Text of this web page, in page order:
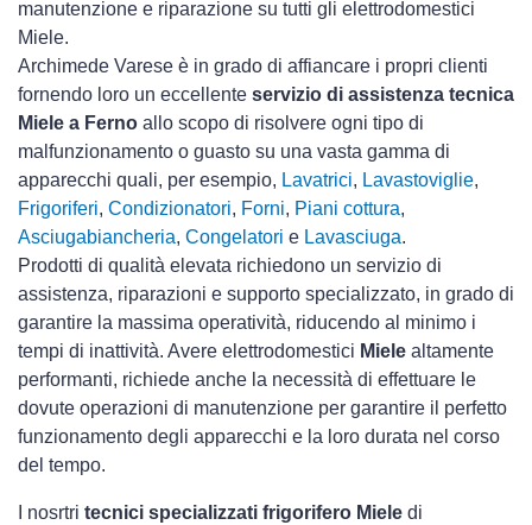
manutenzione e riparazione su tutti gli elettrodomestici
Miele.
Archimede Varese è in grado di affiancare i propri clienti
fornendo loro un eccellente servizio di assistenza tecnica
Miele a Ferno allo scopo di risolvere ogni tipo di
malfunzionamento o guasto su una vasta gamma di
apparecchi quali, per esempio, Lavatrici, Lavastoviglie,
Frigoriferi, Condizionatori, Forni, Piani cottura,
Asciugabiancheria, Congelatori e Lavasciuga.
Prodotti di qualità elevata richiedono un servizio di
assistenza, riparazioni e supporto specializzato, in grado di
garantire la massima operatività, riducendo al minimo i
tempi di inattività. Avere elettrodomestici Miele altamente
performanti, richiede anche la necessità di effettuare le
dovute operazioni di manutenzione per garantire il perfetto
funzionamento degli apparecchi e la loro durata nel corso
del tempo.
I nosrtri tecnici specializzati frigorifero Miele di